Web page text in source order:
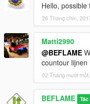
Hello,
26 Tháng chín,
Matti2990
@BEFLAME
countour lijnen
02 Tháng mười
BEFLAME